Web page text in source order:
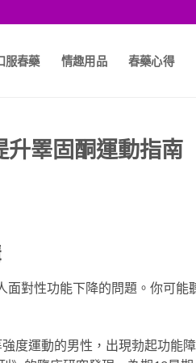
服春藥 情趣用品 春藥心得
睪固酮運動指南
面對性功能下降的問題。你可能
度運動的男性，出現勃起功能障